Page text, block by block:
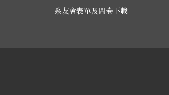
系友會表單及問卷下載